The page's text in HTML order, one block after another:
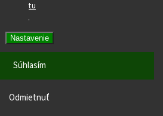
tu
.
Nastavenie
Odmietnuť
Súhlasím
BIO | DIA | BEZLEPKOVÉ POTRAVINY
práva vyhradené.
Shoptet | Design